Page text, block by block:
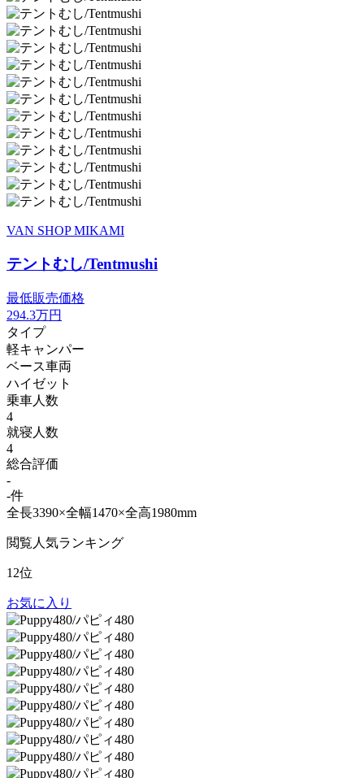
VAN SHOP MIKAMI
テントむし/Tentmushi
最低販売価格
294.3万円
タイプ
軽キャンパー
ベース車両
ハイゼット
乗車人数
4
就寝人数
4
総合評価
-
-件
全長3390×全幅1470×全高1980mm
閲覧人気ランキング
12位
お気に入り